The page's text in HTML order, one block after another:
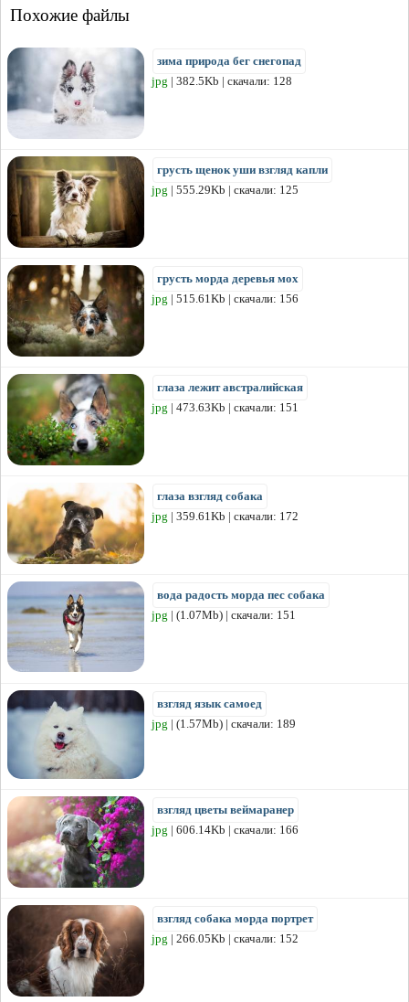
Похожие файлы
зима природа бег снегопад
jpg | 382.5Kb | скачали: 128
грусть щенок уши взгляд капли
jpg | 555.29Kb | скачали: 125
грусть морда деревья мох
jpg | 515.61Kb | скачали: 156
глаза лежит австралийская
jpg | 473.63Kb | скачали: 151
глаза взгляд собака
jpg | 359.61Kb | скачали: 172
вода радость морда пес собака
jpg | (1.07Mb) | скачали: 151
взгляд язык самоед
jpg | (1.57Mb) | скачали: 189
взгляд цветы веймаранер
jpg | 606.14Kb | скачали: 166
взгляд собака морда портрет
jpg | 266.05Kb | скачали: 152